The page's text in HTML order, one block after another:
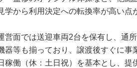
学から利用決定への転換率が高い点
営面では送迎車両2台を保有し、通
器等も揃っており、譲渡後すぐに
稼働（休：土日祝）を基本とし、提